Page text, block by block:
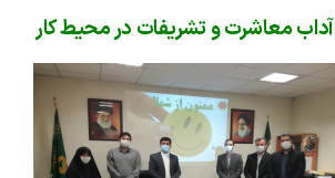
آداب معاشرت و تشریفات در محیط کار